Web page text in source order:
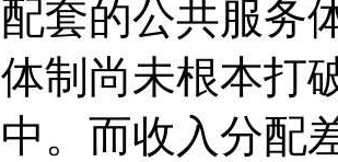
配套的公共服务
体制尚未根本打
中。而收入分配